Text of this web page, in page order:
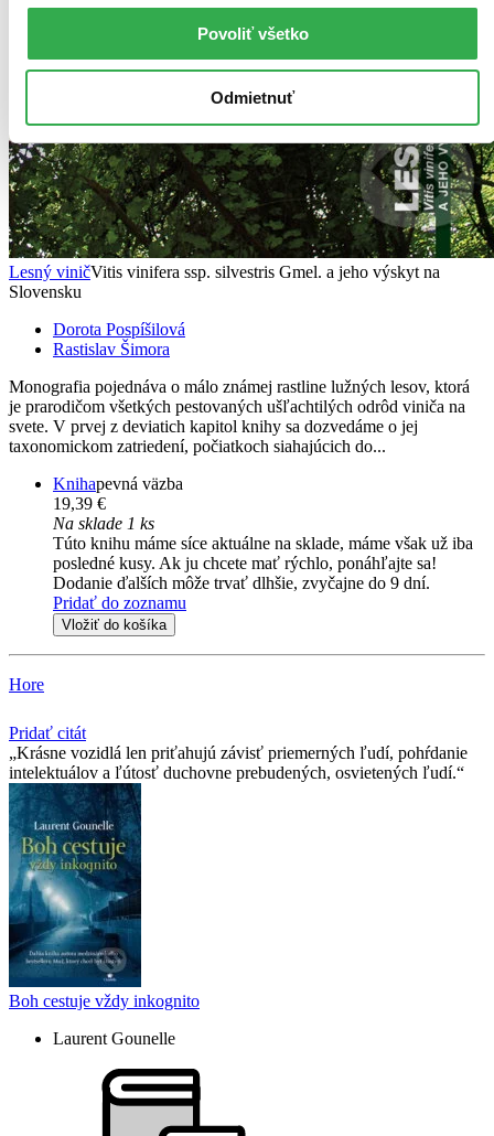
Povoliť všetko
Odmietnuť
Lesný viničVitis vinifera ssp. silvestris Gmel. a jeho výskyt na
Slovensku
Dorota Pospíšilová
Rastislav Šimora
Monografia pojednáva o málo známej rastline lužných lesov, ktorá
je prarodičom všetkých pestovaných ušľachtilých odrôd viniča na
svete. V prvej z deviatich kapitol knihy sa dozvedáme o jej
taxonomickom zatriedení, počiatkoch siahajúcich do...
Knihapevná väzba
19,39 €
Na sklade 1 ks
Túto knihu máme síce aktuálne na sklade, máme však už iba
posledné kusy. Ak ju chcete mať rýchlo, ponáhľajte sa!
Dodanie ďalších môže trvať dlhšie, zvyčajne do 9 dní.
Pridať do zoznamu
Vložiť do košíka
Hore
Pridať citát
Krásne vozidlá len priťahujú závisť priemerných ľudí, pohŕdanie
intelektuálov a ľútosť duchovne prebudených, osvietených ľudí.
Boh cestuje vždy inkognito
Laurent Gounelle